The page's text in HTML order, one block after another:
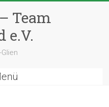
Team
e.V.